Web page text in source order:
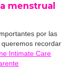
menstrual
por las
recordar
Intimate Care